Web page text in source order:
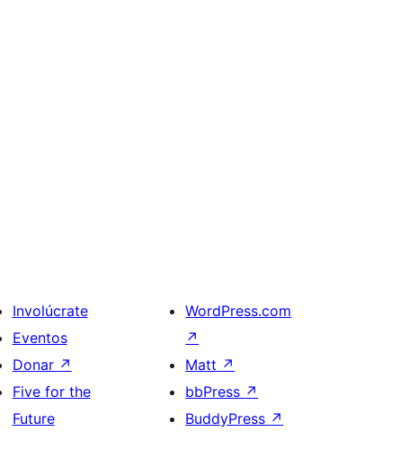
Involúcrate
Eventos
Donar ↗
Five for the
Future
WordPress.com
↗
Matt ↗
bbPress ↗
BuddyPress ↗